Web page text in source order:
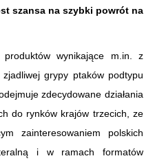
szansa na szybki powrót na
wynikające m.in. z
grypy ptaków podtypu
zdecydowane działania
do rynków krajów trzecich, ze
zainteresowaniem polskich
i w ramach formatów